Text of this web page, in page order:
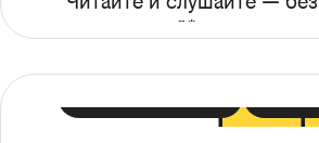
ограничений*